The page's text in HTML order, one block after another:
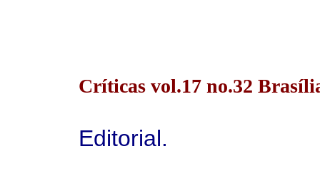
Críticas vol.17 no.32
Editorial.